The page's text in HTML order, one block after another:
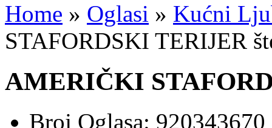
Home » Oglasi » Kućni
STAFORDSKI TERIJER
AMERIČKI
Broj Oglasa: 920343670